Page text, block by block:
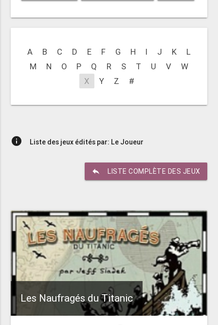
A B C D E F G H I J K
L
M
N O P Q R S T U V
W
X
Y Z #
info Liste des jeux édités par: Le Joueur
reply LISTE COMPLÈTE DES JEUX
Les Naufragés du Titanic